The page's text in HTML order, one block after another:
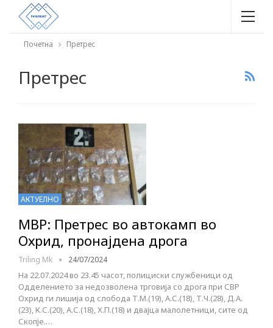
Почетна Претрес
Претрес
АКТУЕЛНО
МВР: Претрес во автокамп во
Охрид, пронајдена дрога
Triling Mk 24/07/2024
На 22.07.2024 во 23.45 часот, полициски службеници од
Одделението за недозволена трговија со дрога при СВР
Охрид ги лишија од слобода Т.М.(19), А.С.(18), Т.Ч.(28), Д.А.
(23), К.С.(20), А.С.(18), Х.П.(18) и двајца малолетници, сите од
Скопје.…